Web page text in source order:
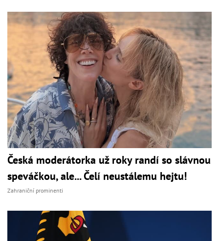
Česká moderátorka už roky randí so slávnou
speváčkou, ale... Čelí neustálemu hejtu!
Zahraniční prominenti